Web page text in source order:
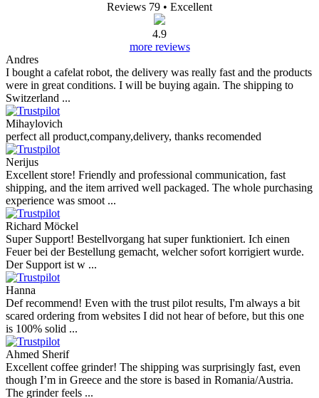
Reviews 79 • Excellent
4.9
more reviews
Andres
I bought a cafelat robot, the delivery was really fast and the products
were in great conditions. I will be buying again. The shipping to
Switzerland ...
Mihaylovich
perfect all product,company,delivery, thanks recomended
Nerijus
Excellent store! Friendly and professional communication, fast
shipping, and the item arrived well packaged. The whole purchasing
experience was smoot ...
Richard Möckel
Super Support! Bestellvorgang hat super funktioniert. Ich einen
Feuer bei der Bestellung gemacht, welcher sofort korrigiert wurde.
Der Support ist w ...
Hanna
Def recommend! Even with the trust pilot results, I'm always a bit
scared ordering from websites I did not hear of before, but this one
is 100% solid ...
Ahmed Sherif
Excellent coffee grinder! The shipping was surprisingly fast, even
though I’m in Greece and the store is based in Romania/Austria.
The grinder feels ...